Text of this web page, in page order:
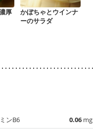
厚
かぼちゃとウインナ
ーのサラダ
ンB6 0.06 mg